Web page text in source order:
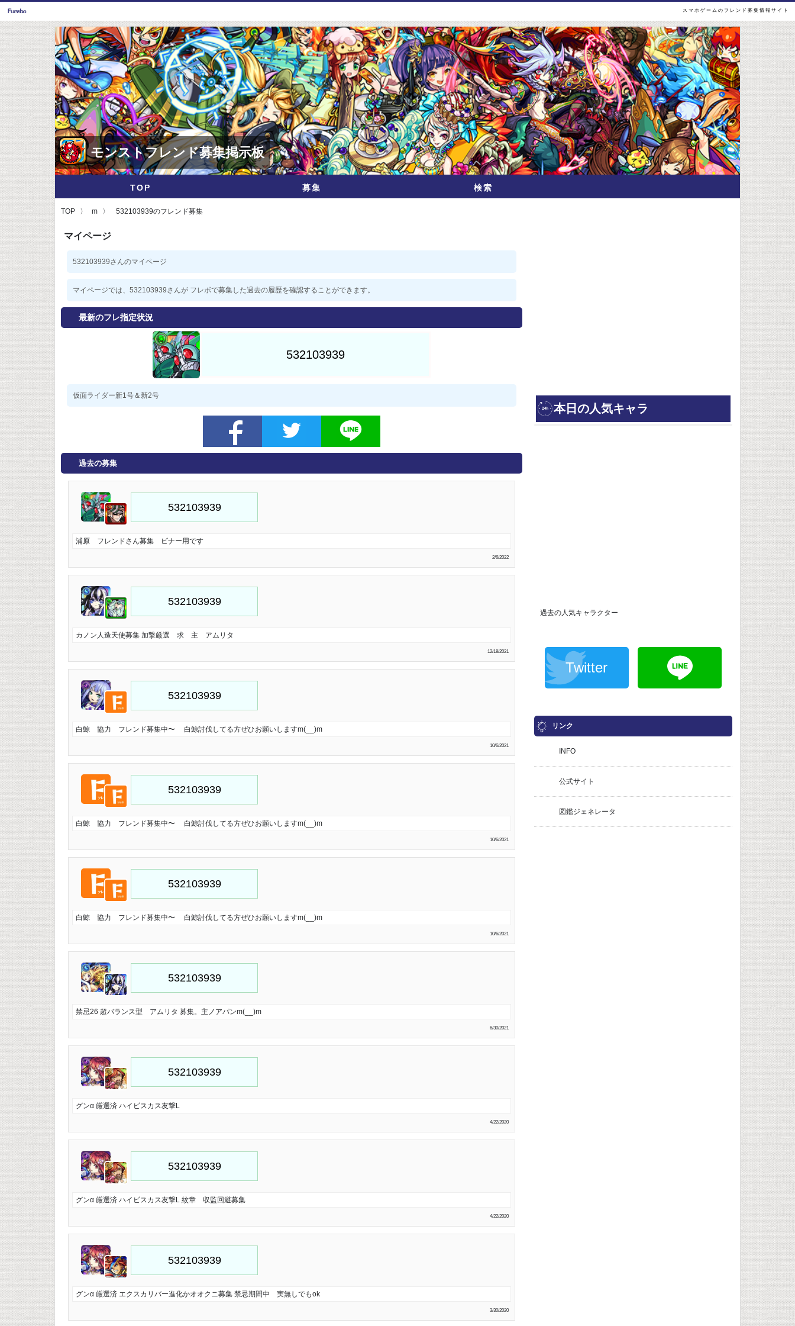
スマホゲームのフレンド募集情報サイト
モンストフレンド募集掲示板
TOP 募集 検索
TOP m 532103939のフレンド募集
マイページ
532103939さんのマイページ
マイページでは、532103939さんが フレボで募集した過去の履歴を確認することができます。
最新のフレ指定状況
仮面ライダー新1号＆新2号
過去の募集
浦原 フレンドさん募集 ビナー用です
2/6/2022
カノン人造天使募集 加撃厳選 求 主 アムリタ
12/18/2021
白鯨 協力 フレンド募集中〜 白鯨討伐してる方ぜひお願いしますm(__)m
10/6/2021
白鯨 協力 フレンド募集中〜 白鯨討伐してる方ぜひお願いしますm(__)m
10/6/2021
白鯨 協力 フレンド募集中〜 白鯨討伐してる方ぜひお願いしますm(__)m
10/6/2021
禁忌26 超バランス型 アムリタ 募集。主ノアパンm(__)m
6/30/2021
グンα 厳選済 ハイビスカス友撃L
4/22/2020
グンα 厳選済 ハイビスカス友撃L 紋章 収監回避募集
4/22/2020
グンα 厳選済 エクスカリバー進化かオオクニ募集 禁忌期間中 実無しでもok
3/30/2020
過去の人気キャラクター
Twitter
リンク
INFO
公式サイト
図鑑ジェネレータ